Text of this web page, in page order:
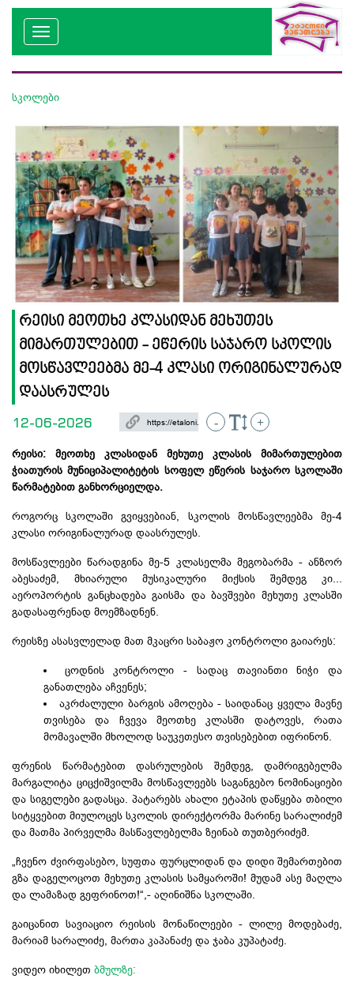
სკოლები
რეისი მეოთხე კლასიდან მეხუთეს
მიმართულებით - ეწერის საჯარო სკოლის
მოსწავლეებმა მე-4 კლასი ორიგინალურად
დაასრულეს
12-06-2026 - +
რეისი: მეოთხე კლასიდან მეხუთე კლასის მიმართულებით
ჭიათურის მუნიციპალიტეტის სოფელ ეწერის საჯარო სკოლაში
წარმატებით განხორციელდა.
როგორც სკოლაში გვიყვებიან, სკოლის მოსწავლეებმა მე-4
კლასი ორიგინალურად დაასრულეს.
​მოსწავლეები წარადგინა მე-5 კლასელმა მეგობარმა - ანზორ
აბესაძემ, მხიარული მუსიკალური მიქსისშემდეგ კი...
აეროპორტის განცხადება გაისმა და ბავშვები მეხუთე კლასში
გადასაფრენად მოემზადნენ.
​რეისზე ასასვლელად მათ მკაცრი საბაჟო კონტროლი გაიარეს:
​ცოდნის კონტროლი - სადაც თავიანთი ნიჭი და
განათლება აჩვენეს;
აკრძალული ბარგის ამოღება - საიდანაც ყველა მავნე
თვისება და ჩვევა მეოთხე კლასში დატოვეს, რათა
მომავალში მხოლოდ საუკეთესო თვისებებით იფრინონ.
​ფრენის წარმატებით დასრულების შემდეგ, დამრიგებელმა
მარგალიტა ციცქიშვილმა მოსწავლეებს საგანგებო ნომინაციები
და სიგელები გადასცა. პატარებს ახალი ეტაპის დაწყება თბილი
სიტყვებით მიულოცეს სკოლის დირექტორმა მარინე სარალიძემ
და მათმა პირველმა მასწავლებელმა ზეინაბ თუთბერიძემ.
​„ჩვენო ძვირფასებო, სუფთა ფურცლიდან და დიდი შემართებით
გზა დაგელოცოთ მეხუთე კლასის სამყაროში! მუდამ ასე მაღლა
და ლამაზად გეფრინოთ!“,- აღინიშნა სკოლაში.
გაიცანით სავიაციო რეისის მონაწილეები - ლილე მოდებაძე,
მარიამ სარალიძე, მართა კაპანაძე და ჯაბა კუპატაძე.
ვიდეო იხილეთ ბმულზე: